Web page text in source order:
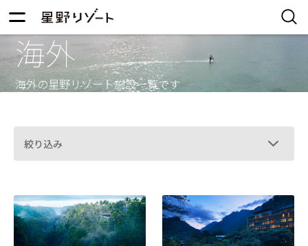
海外
海外の星野リゾート施設一覧です
絞り込み